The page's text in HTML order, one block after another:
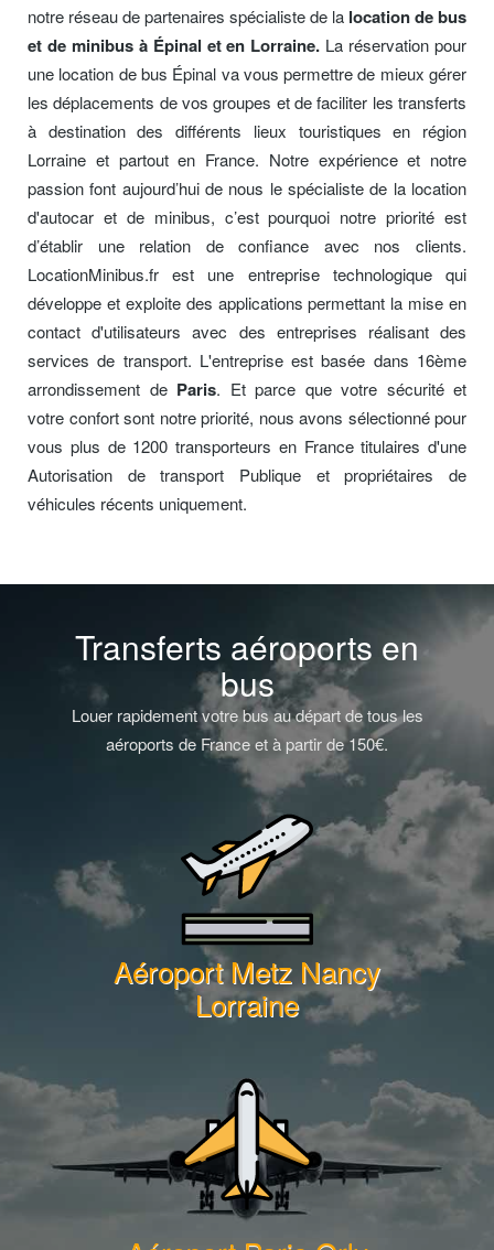
notre réseau de partenaires spécialiste de la location de bus
et de minibus à Épinal et en Lorraine. La réservation pour
une location de bus Épinal va vous permettre de mieux gérer
les déplacements de vos groupes et de faciliter les transferts
à destination des différents lieux touristiques en région
Lorraine et partout en France. Notre expérience et notre
passion font aujourd’hui de nous le spécialiste de la location
d'autocar et de minibus, c’est pourquoi notre priorité est
d’établir une relation de confiance avec nos clients.
LocationMinibus.fr est une entreprise technologique qui
développe et exploite des applications permettant la mise en
contact d'utilisateurs avec des entreprises réalisant des
services de transport. L'entreprise est basée dans 16ème
arrondissement de Paris. Et parce que votre sécurité et
votre confort sont notre priorité, nous avons sélectionné pour
vous plus de 1200 transporteurs en France titulaires d'une
Autorisation de transport Publique et propriétaires de
véhicules récents uniquement.
Transferts aéroports en
bus
Louer rapidement votre bus au départ de tous les
aéroports de France et à partir de 150€.
Aéroport Metz Nancy
Lorraine